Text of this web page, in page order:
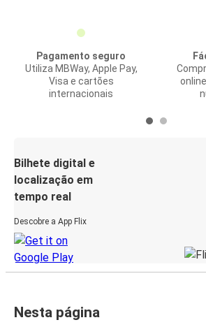
Pagamento seguro
Utiliza MBWay, Apple Pay,
Visa e cartões
internacionais
Bilhete digital e
localização em
tempo real
Descobre a App Flix
Nesta página